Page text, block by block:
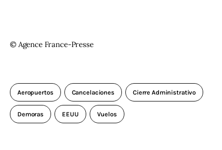
© Agence France-Presse
Aeropuertos Cancelaciones Cierre Administrativo
Demoras EEUU Vuelos